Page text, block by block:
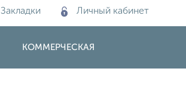
Закладки Личный кабинет
КОММЕРЧЕСКАЯ